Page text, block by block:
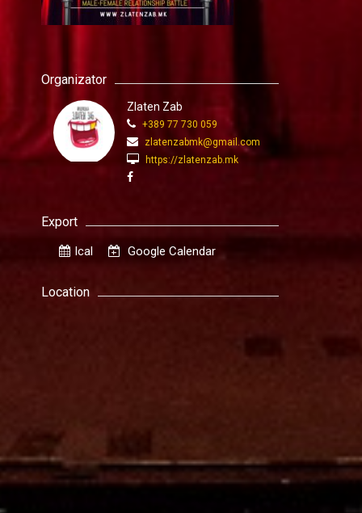
Organizator
Zlaten Zab
+389 77 730 059
zlatenzabmk@gmail.com
https://zlatenzab.mk
Export
Ical Google Calendar
Location